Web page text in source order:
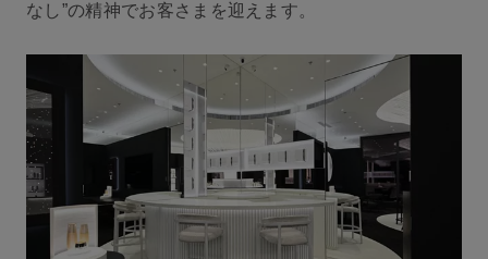
なし”の精神でお客さまを迎えます。